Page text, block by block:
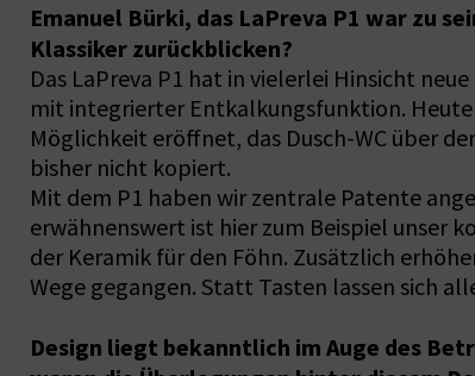
Emanuel Bürki, das LaPreva P1 war zu
Klassiker zurückblicken?
Das LaPreva P1 hat in vielerlei Hinsicht
mit integrierter Entkalkungsfunktion.
Möglichkeit eröffnet, das Dusch-WC über
bisher nicht kopiert.
Mit dem P1 haben wir zentrale Patente
erwähnenswert ist hier zum Beispiel unser
der Keramik für den Föhn. Zusätzlich
Wege gegangen. Statt Tasten lassen sich
Design liegt bekanntlich im Auge des